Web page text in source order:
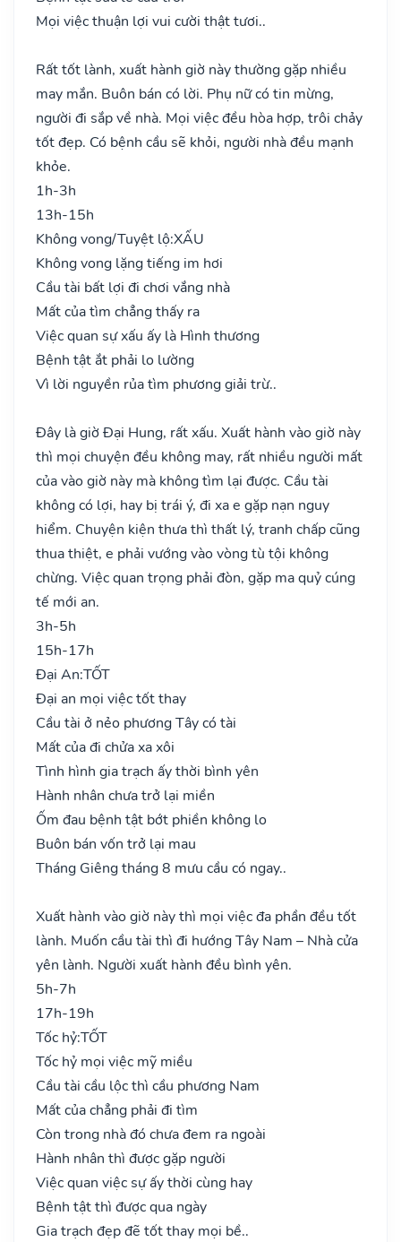
Mọi việc thuận lợi vui cười thật tươi..
Rất tốt lành, xuất hành giờ này thường gặp nhiều
may mắn. Buôn bán có lời. Phụ nữ có tin mừng,
người đi sắp về nhà. Mọi việc đều hòa hợp, trôi chảy
tốt đẹp. Có bệnh cầu sẽ khỏi, người nhà đều mạnh
khỏe.
1h-3h
13h-15h
Không vong/Tuyệt lộ:XẤU
Không vong lặng tiếng im hơi
Cầu tài bất lợi đi chơi vắng nhà
Mất của tìm chẳng thấy ra
Việc quan sự xấu ấy là Hình thương
Bệnh tật ắt phải lo lường
Vì lời nguyền rủa tìm phương giải trừ..
Đây là giờ Đại Hung, rất xấu. Xuất hành vào giờ này
thì mọi chuyện đều không may, rất nhiều người mất
của vào giờ này mà không tìm lại được. Cầu tài
không có lợi, hay bị trái ý, đi xa e gặp nạn nguy
hiểm. Chuyện kiện thưa thì thất lý, tranh chấp cũng
thua thiệt, e phải vướng vào vòng tù tội không
chừng. Việc quan trọng phải đòn, gặp ma quỷ cúng
tế mới an.
3h-5h
15h-17h
Đại An:TỐT
Đại an mọi việc tốt thay
Cầu tài ở nẻo phương Tây có tài
Mất của đi chửa xa xôi
Tình hình gia trạch ấy thời bình yên
Hành nhân chưa trở lại miền
Ốm đau bệnh tật bớt phiền không lo
Buôn bán vốn trở lại mau
Tháng Giêng tháng 8 mưu cầu có ngay..
Xuất hành vào giờ này thì mọi việc đa phần đều tốt
lành. Muốn cầu tài thì đi hướng Tây Nam – Nhà cửa
yên lành. Người xuất hành đều bình yên.
5h-7h
17h-19h
Tốc hỷ:TỐT
Tốc hỷ mọi việc mỹ miều
Cầu tài cầu lộc thì cầu phương Nam
Mất của chẳng phải đi tìm
Còn trong nhà đó chưa đem ra ngoài
Hành nhân thì được gặp người
Việc quan việc sự ấy thời cùng hay
Bệnh tật thì được qua ngày
Gia trạch đẹp đẽ tốt thay mọi bề..